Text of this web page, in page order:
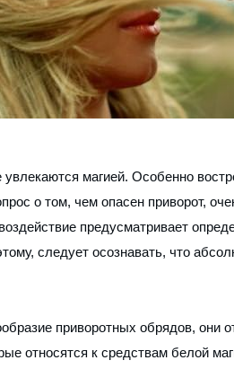
магией. Особенно
о том, чем опасен приворот,
предусматривает
следует осознавать, что
приворотных обрядов, они
относятся к средствам белой